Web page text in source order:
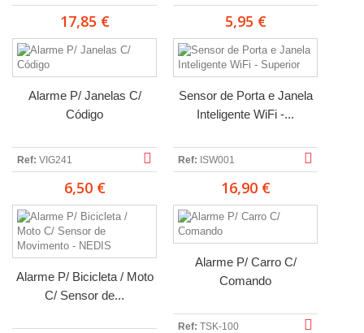
17,85 € 5,95 €
Alarme P/ Janelas C/
Código
Ref: VIG241
6,50 €
Sensor de Porta e Janela
Inteligente WiFi -...
Ref: ISW001
16,90 €
Alarme P/ Bicicleta / Moto
C/ Sensor de...
Alarme P/ Carro C/
Comando
Ref: TSK-100